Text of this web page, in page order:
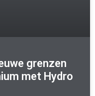
grenzen
met Hydro